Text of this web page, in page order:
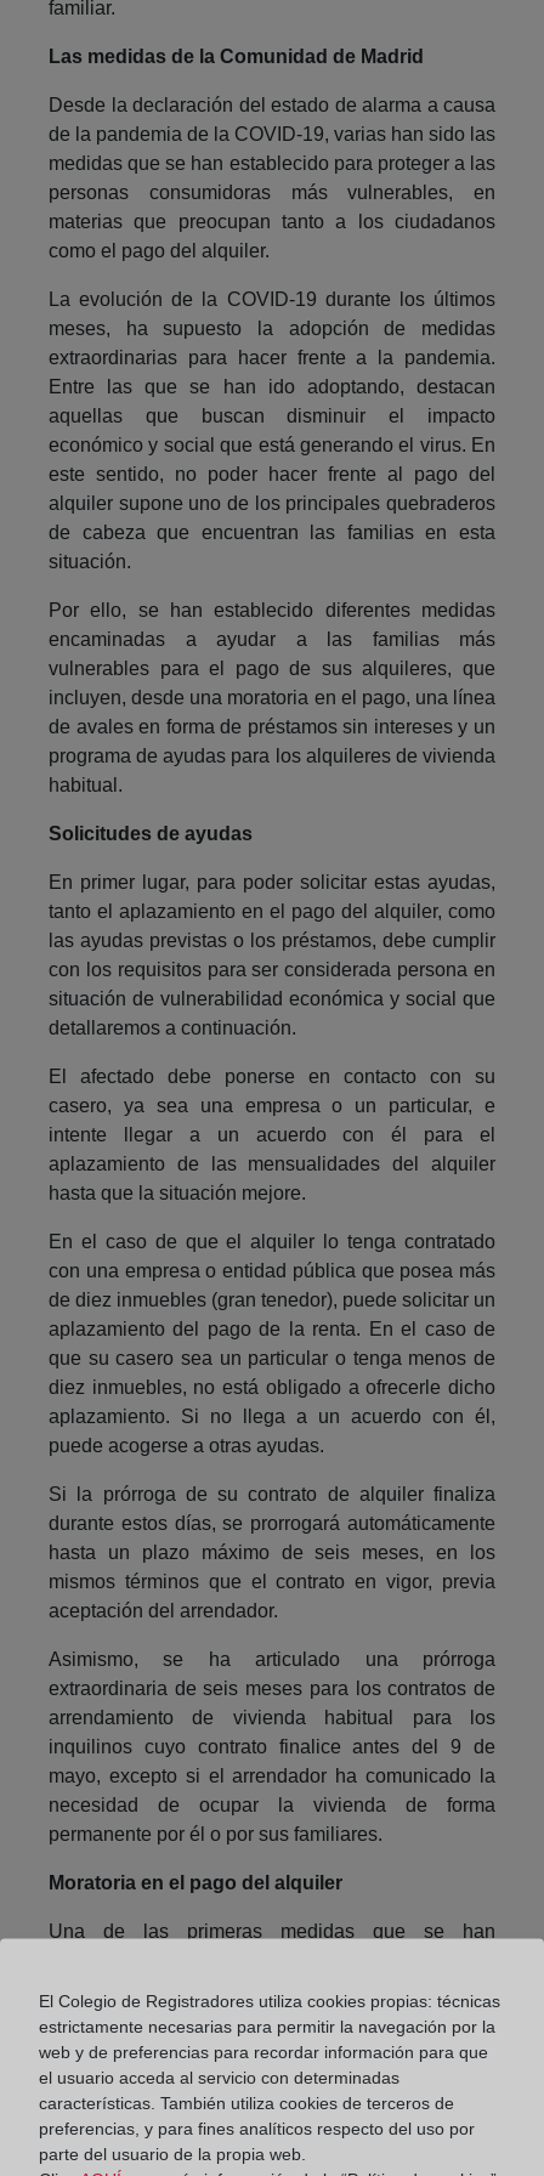
familiar.
Las medidas de la Comunidad de Madrid
Desde la declaración del estado de alarma a causa
de la pandemia de la COVID-19, varias han sido las
medidas que se han establecido para proteger a las
personas consumidoras más vulnerables, en
materias que preocupan tanto a los ciudadanos
como el pago del alquiler.
La evolución de la COVID-19 durante los últimos
meses, ha supuesto la adopción de medidas
extraordinarias para hacer frente a la pandemia.
Entre las que se han ido adoptando, destacan
aquellas que buscan disminuir el impacto
económico y social que está generando el virus. En
este sentido, no poder hacer frente al pago del
alquiler supone uno de los principales quebraderos
de cabeza que encuentran las familias en esta
situación.
Por ello, se han establecido diferentes medidas
encaminadas a ayudar a las familias más
vulnerables para el pago de sus alquileres, que
incluyen, desde una moratoria en el pago, una línea
de avales en forma de préstamos sin intereses y un
programa de ayudas para los alquileres de vivienda
habitual.
Solicitudes de ayudas
En primer lugar, para poder solicitar estas ayudas,
tanto el aplazamiento en el pago del alquiler, como
las ayudas previstas o los préstamos, debe cumplir
con los requisitos para ser considerada persona en
situación de vulnerabilidad económica y social que
detallaremos a continuación.
El afectado debe ponerse en contacto con su
casero, ya sea una empresa o un particular, e
intente llegar a un acuerdo con él para el
aplazamiento de las mensualidades del alquiler
hasta que la situación mejore.
En el caso de que el alquiler lo tenga contratado
con una empresa o entidad pública que posea más
de diez inmuebles (gran tenedor), puede solicitar un
aplazamiento del pago de la renta. En el caso de
que su casero sea un particular o tenga menos de
diez inmuebles, no está obligado a ofrecerle dicho
aplazamiento. Si no llega a un acuerdo con él,
puede acogerse a otras ayudas.
Si la prórroga de su contrato de alquiler finaliza
durante estos días, se prorrogará automáticamente
hasta un plazo máximo de seis meses, en los
mismos términos que el contrato en vigor, previa
aceptación del arrendador.
Asimismo, se ha articulado una prórroga
extraordinaria de seis meses para los contratos de
arrendamiento de vivienda habitual para los
inquilinos cuyo contrato finalice antes del 9 de
mayo, excepto si el arrendador ha comunicado la
necesidad de ocupar la vivienda de forma
permanente por él o por sus familiares.
Moratoria en el pago del alquiler
Una de las primeras medidas que se han
una empresa o entidad pública de vivienda o un
gran tenedor, que sea titular de más de diez
inmuebles, el afectado debe ponerse en contacto
con su arrendador y negociar un aplazamiento o la
condonación de la deuda.
El Colegio de Registradores utiliza cookies propias: técnicas
estrictamente necesarias para permitir la navegación por la
web y de preferencias para recordar información para que
el usuario acceda al servicio con determinadas
características. También utiliza cookies de terceros de
preferencias, y para fines analíticos respecto del uso por
parte del usuario de la propia web.